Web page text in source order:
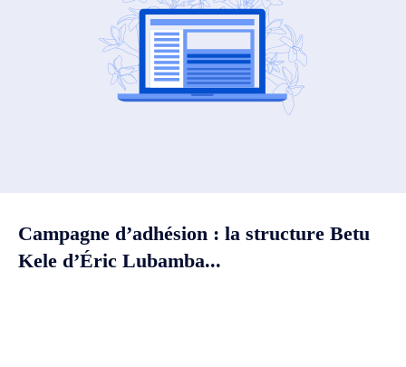
Campagne d’adhésion : la structure Betu
Kele d’Éric Lubamba...